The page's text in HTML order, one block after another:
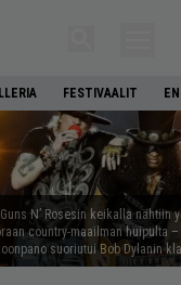
FESTIVAALIT
Guns N’ Rosesin keikalla nähtiin
country-maailman huipulta
suoriutui Bob Dylanin